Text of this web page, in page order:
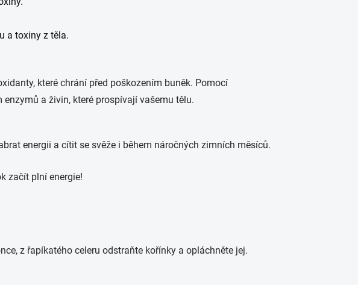
a toxiny z těla.
které chrání před poškozením buněk. Pomocí
a živin, které prospívají vašemu tělu.
energii a cítit se svěže i během náročných zimních měsíců.
začít plní energie!
z řapíkatého celeru odstraňte kořínky a opláchněte jej.